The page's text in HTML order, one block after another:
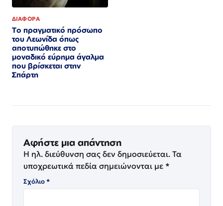
ΔΙΑΦΟΡΑ
Το πραγματικό πρόσωπο
του Λεωνίδα όπως
αποτυπώθηκε στο
μοναδικό εύρημα άγαλμα
που βρίσκεται στην
Σπάρτη
Αφήστε μια απάντηση
Η ηλ. διεύθυνση σας δεν δημοσιεύεται. Τα
υποχρεωτικά πεδία σημειώνονται με *
Σχόλιο*